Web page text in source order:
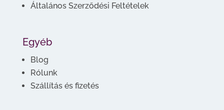
Általános Szerződési Feltételek
Egyéb
Blog
Rólunk
Szállítás és fizetés